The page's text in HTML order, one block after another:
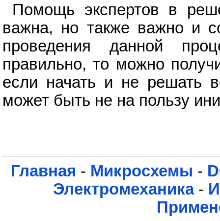
Помощь экспертов в
важна, но также важно и
проведения данной
правильно, то можно
если начать и не решать
может быть не на пользу
Главная - Микросхемы -
Электромеханика-